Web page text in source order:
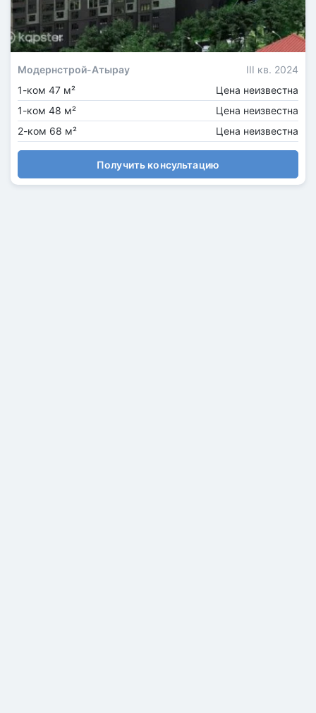
Модернстрой-Атырау
III кв. 2024
1-ком 47 м²
Цена неизвестна
1-ком 48 м²
Цена неизвестна
2-ком 68 м²
Цена неизвестна
Получить консультацию